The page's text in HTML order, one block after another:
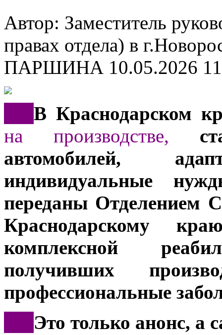
Автор: Заместитель
правах отдела) в
ПАРШИНА 10.05.2026
В Краснодарском
на производстве,
автомобилей,
индивидуальные
переданы Отделением
Краснодарскому
комплексной
получивших
профессиональные
Это только анонс, а